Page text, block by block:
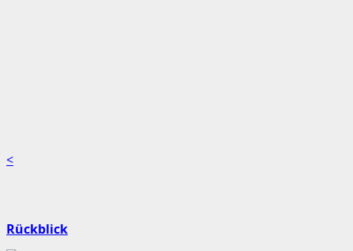
<
Rückblick